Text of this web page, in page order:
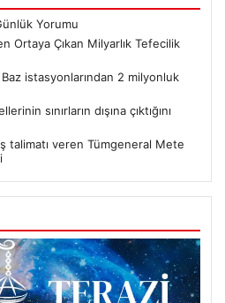
Yorumu
Ortaya Çıkan Milyarlık Tefecilik
Baz istasyonlarından 2 milyonluk
sınırların dışına çıktığını
talimatı veren Tümgeneral Mete